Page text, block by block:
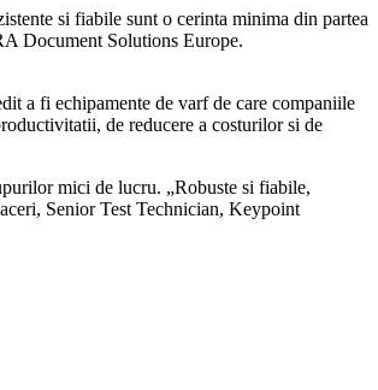
si fiabile sunt o cerinta minima din partea
Document Solutions Europe.
a fi echipamente de varf de care companiile
de reducere a costurilor si de
mici de lucru. „Robuste si fiabile,
Senior Test Technician, Keypoint